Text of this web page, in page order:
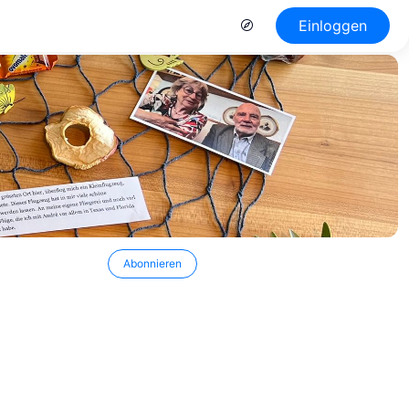
Einloggen
Abonnieren